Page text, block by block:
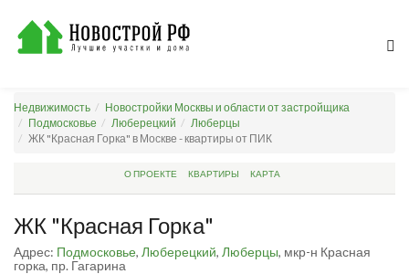
Недвижимость
Новостройки Москвы и области от застройщика
Подмосковье
Люберецкий
Люберцы
ЖК "Красная Горка" в Москве - квартиры от ПИК
О ПРОЕКТЕ КВАРТИРЫ КАРТА
ЖК "Красная Горка"
Адрес: Подмосковье, Люберецкий, Люберцы, мкр-н Красная
горка, пр. Гагарина